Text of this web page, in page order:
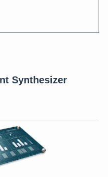
Synthesizer